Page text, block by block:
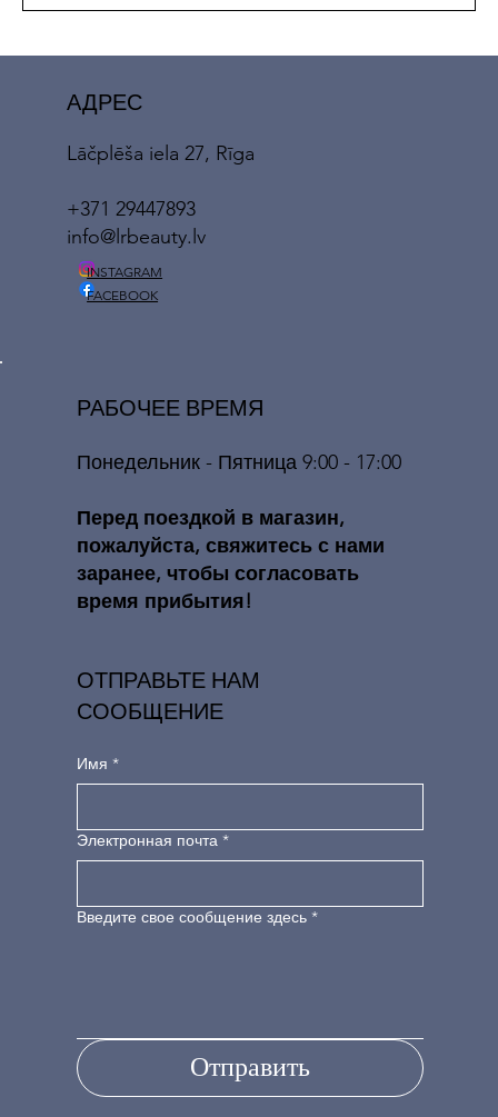
АДРЕС
Lāčplēša iela 27, Rīga
+371 29447893
info@lrbeauty.lv
INSTAGRAM
FACEBOOK
РАБОЧЕЕ ВРЕМЯ
Понедельник - Пятница 9:00 - 17:00
​​Перед поездкой в ​​магазин,
пожалуйста, свяжитесь с нами
заранее, чтобы согласовать
время прибытия!
ОТПРАВЬТЕ НАМ
СООБЩЕНИЕ
Имя *
Электронная почта *
Введите свое сообщение здесь *
Отправить